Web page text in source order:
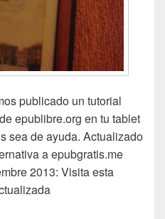
publicado un tutorial
epublibre.org en tu tablet
sea de ayuda. Actualizado
a epubgratis.me
2013: Visita esta
libros en formato epub.